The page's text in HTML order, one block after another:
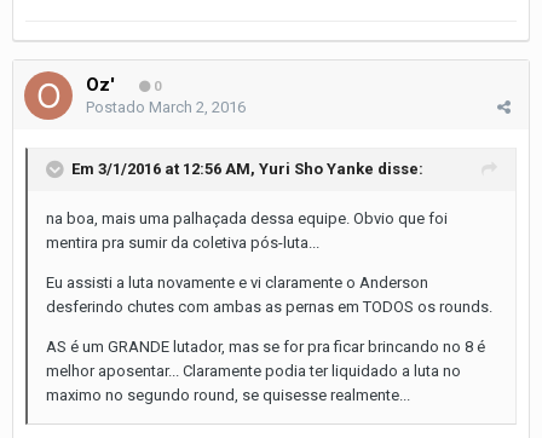
Oz' 0
Postado March 2, 2016
Em 3/1/2016 at 12:56 AM, Yuri Sho Yanke disse:
na boa, mais uma palhaçada dessa equipe. Obvio que foi
mentira pra sumir da coletiva pós-luta...
Eu assisti a luta novamente e vi claramente o Anderson
desferindo chutes com ambas as pernas em TODOS os rounds.
AS é um GRANDE lutador, mas se for pra ficar brincando no 8 é
melhor aposentar... Claramente podia ter liquidado a luta no
maximo no segundo round, se quisesse realmente...